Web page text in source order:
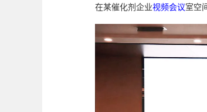
在某催化剂企业视频会议室空